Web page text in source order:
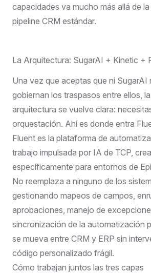
capacidades va mucho más allá de
pipeline CRM estándar.
La Arquitectura: SugarAI + Kinetic +
Una vez que aceptas que ni SugarAI
gobiernan los traspasos entre ellos,
arquitectura se vuelve clara:
orquestación. Ahí es donde entra
Fluent es la plataforma de
trabajo impulsada por IA de TCP,
específicamente para entornos de
No reemplaza a ninguno de los
gestionando mapeos de campos,
aprobaciones, manejo de
sincronización de la automatización
se mueva entre CRM y ERP sin
código personalizado frágil.
Cómo trabajan juntos las tres capas